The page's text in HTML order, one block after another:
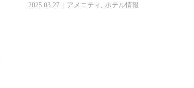
2025.03.27 アメニティ , ホテル情報